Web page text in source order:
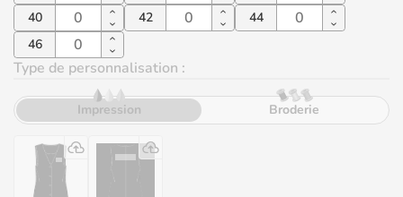
40
42
44
46
Type de personnalisation :
Impression Broderie